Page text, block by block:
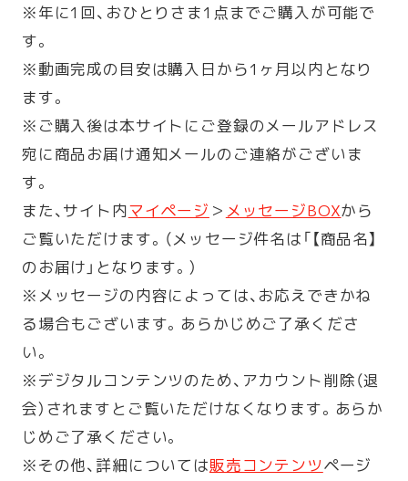
※年に1回、おひとりさま1点までご購入が可能で
す。
※動画完成の目安は購入日から1ヶ月以内となり
ます。
※ご購入後は本サイトにご登録のメールアドレス
宛に商品お届け通知メールのご連絡がございま
す。
また、サイト内マイページ ＞ メッセージBOXから
ご覧いただけます。（メッセージ件名は「【商品名】
のお届け」となります。）
※メッセージの内容によっては、お応えできかね
る場合もございます。あらかじめご了承くださ
い。
※デジタルコンテンツのため、アカウント削除（退
会）されますとご覧いただけなくなります。あらか
じめご了承ください。
※その他、詳細については販売コンテンツページ